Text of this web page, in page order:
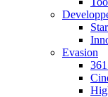
Evasion